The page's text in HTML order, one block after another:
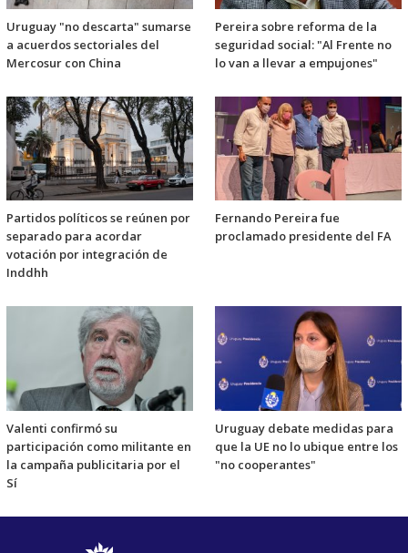
Uruguay "no descarta" sumarse
a acuerdos sectoriales del
Mercosur con China
Pereira sobre reforma de la
seguridad social: "Al Frente no
lo van a llevar a empujones"
Partidos políticos se reúnen por
separado para acordar
votación por integración de
Inddhh
Fernando Pereira fue
proclamado presidente del FA
Valenti confirmó su
participación como militante en
la campaña publicitaria por el
Sí
Uruguay debate medidas para
que la UE no lo ubique entre los
"no cooperantes"